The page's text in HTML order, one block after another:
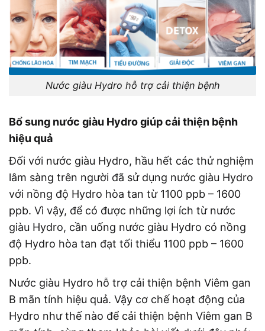
Nước giàu Hydro hỗ trợ cải thiện bệnh
Bổ sung nước giàu Hydro giúp cải thiện bệnh
hiệu quả
Đối với nước giàu Hydro, hầu hết các thử nghiệm
lâm sàng trên người đã sử dụng nước giàu Hydro
với nồng độ Hydro hòa tan từ 1100 ppb – 1600
ppb. Vì vậy, để có được những lợi ích từ nước
giàu Hydro, cần uống nước giàu Hydro có nồng
độ Hydro hòa tan đạt tối thiểu 1100 ppb – 1600
ppb.
Nước giàu Hydro hỗ trợ cải thiện bệnh Viêm gan
B mãn tính hiệu quả. Vậy cơ chế hoạt động của
Hydro như thế nào để cải thiện bệnh Viêm gan B